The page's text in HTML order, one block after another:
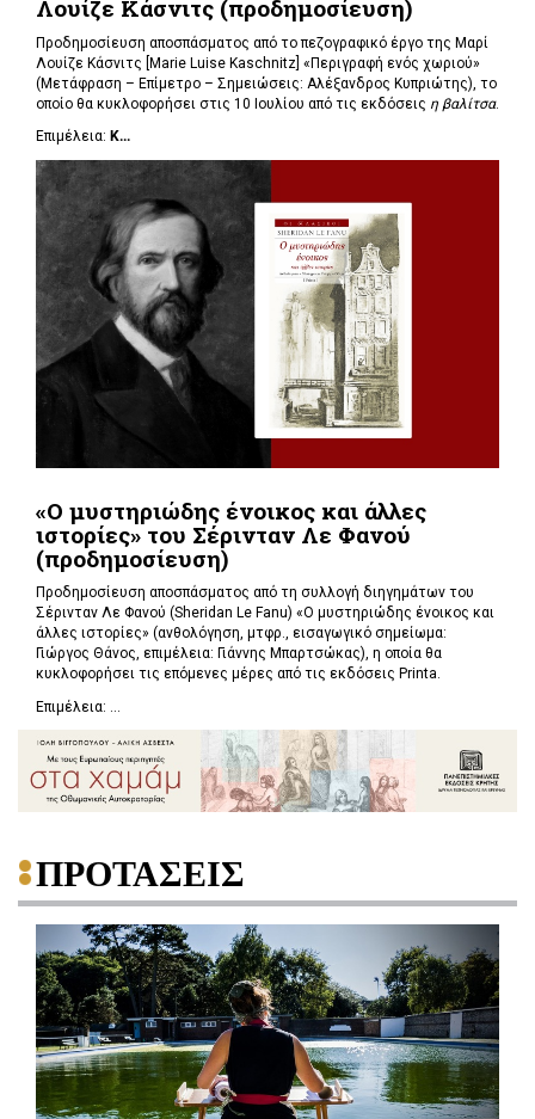
Λουίζε Κάσνιτς (προδημοσίευση)
Προδημοσίευση αποσπάσματος από το πεζογραφικό έργο της Μαρί
Λουίζε Κάσνιτς [Marie Luise Kaschnitz] «Περιγραφή ενός χωριού»
(Μετάφραση – Επίμετρο – Σημειώσεις: Αλέξανδρος Κυπριώτης), το
οποίο θα κυκλοφορήσει στις 10 Ιουλίου από τις εκδόσεις η βαλίτσα.
Επιμέλεια: Κ...
«Ο μυστηριώδης ένοικος και άλλες
ιστορίες» του Σέρινταν Λε Φανού
(προδημοσίευση)
Προδημοσίευση αποσπάσματος από τη συλλογή διηγημάτων του
Σέρινταν Λε Φανού (Sheridan Le Fanu) «Ο μυστηριώδης ένοικος και
άλλες ιστορίες» (ανθολόγηση, μτφρ., εισαγωγικό σημείωμα:
Γιώργος Θάνος, επιμέλεια: Γιάννης Μπαρτσώκας), η οποία θα
κυκλοφορήσει τις επόμενες μέρες από τις εκδόσεις Printa.
Επιμέλεια: ...
ΠΡΟΤΑΣΕΙΣ